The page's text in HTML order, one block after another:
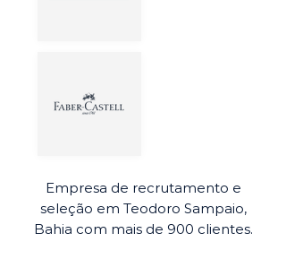
Empresa de recrutamento e
seleção em Teodoro Sampaio,
Bahia com mais de 900 clientes.